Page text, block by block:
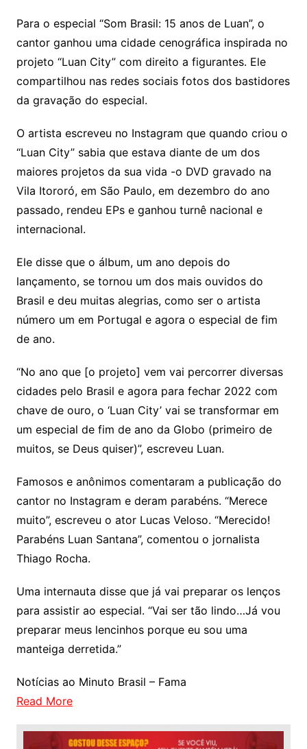
Para o especial “Som Brasil: 15 anos de Luan”, o
cantor ganhou uma cidade cenográfica inspirada no
projeto “Luan City” com direito a figurantes. Ele
compartilhou nas redes sociais fotos dos bastidores
da gravação do especial.
O artista escreveu no Instagram que quando criou o
“Luan City” sabia que estava diante de um dos
maiores projetos da sua vida -o DVD gravado na
Vila Itororó, em São Paulo, em dezembro do ano
passado, rendeu EPs e ganhou turnê nacional e
internacional.
Ele disse que o álbum, um ano depois do
lançamento, se tornou um dos mais ouvidos do
Brasil e deu muitas alegrias, como ser o artista
número um em Portugal e agora o especial de fim
de ano.
“No ano que [o projeto] vem vai percorrer diversas
cidades pelo Brasil e agora para fechar 2022 com
chave de ouro, o ‘Luan City’ vai se transformar em
um especial de fim de ano da Globo (primeiro de
muitos, se Deus quiser)”, escreveu Luan.
Famosos e anônimos comentaram a publicação do
cantor no Instagram e deram parabéns. “Merece
muito”, escreveu o ator Lucas Veloso. “Merecido!
Parabéns Luan Santana”, comentou o jornalista
Thiago Rocha.
Uma internauta disse que já vai preparar os lenços
para assistir ao especial. “Vai ser tão lindo…Já vou
preparar meus lencinhos porque eu sou uma
manteiga derretida.”
Notícias ao Minuto Brasil – Fama
Read More